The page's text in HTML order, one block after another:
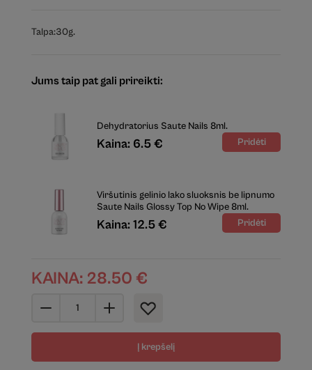
Talpa:30g.
Jums taip pat gali prireikti:
Dehydratorius Saute Nails 8ml.
Kaina: 6.5 €
Viršutinis gelinio lako sluoksnis be lipnumo
Saute Nails Glossy Top No Wipe 8ml.
Kaina: 12.5 €
KAINA: 28.50 €
Į krepšelį